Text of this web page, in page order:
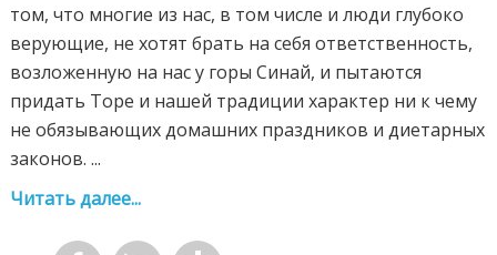
том, что многие из нас, в том числе и люди глубоко
верующие, не хотят брать на себя ответственность,
возложенную на нас у горы Синай, и пытаются
придать Торе и нашей традиции характер ни к чему
не обязывающих домашних праздников и диетарных
законов. ...
Читать далее...